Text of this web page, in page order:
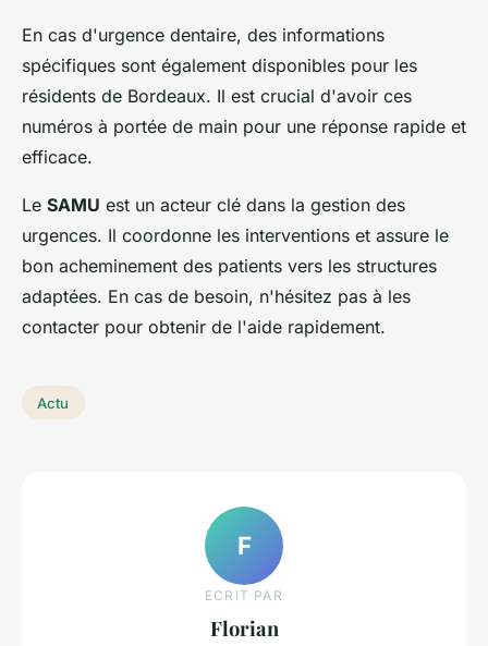
En cas d'urgence dentaire, des informations
spécifiques sont également disponibles pour les
résidents de Bordeaux. Il est crucial d'avoir ces
numéros à portée de main pour une réponse rapide et
efficace.
Le SAMU est un acteur clé dans la gestion des
urgences. Il coordonne les interventions et assure le
bon acheminement des patients vers les structures
adaptées. En cas de besoin, n'hésitez pas à les
contacter pour obtenir de l'aide rapidement.
Actu
F
ECRIT PAR
Florian